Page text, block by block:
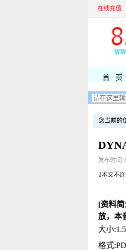
在线充值
首 页
您当前的
发布时间
[资料
放，本
大小
格式